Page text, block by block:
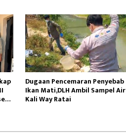
Dugaan Pencemaran Penyebab
Ikan Mati,DLH Ambil Sampel Air
Kali Way Ratai